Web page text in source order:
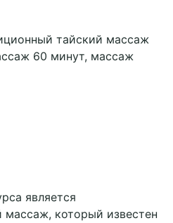
тайский массаж
60 минут, массаж
является
который известен